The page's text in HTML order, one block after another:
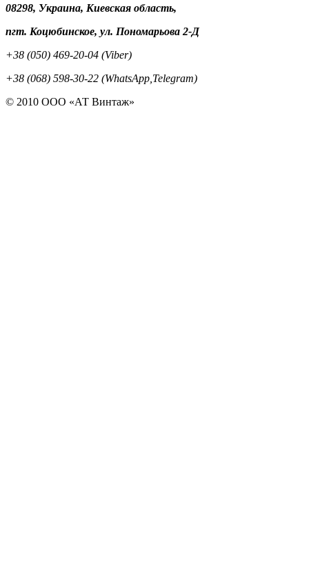
08298, Украина, Киевская область,
пгт. Коцюбинское, ул. Пономарьова 2-Д
+38 (050) 469-20-04 (Viber)
+38 (068) 598-30-22 (WhatsApp,Telegram)
© 2010 ООО «АТ Винтаж»